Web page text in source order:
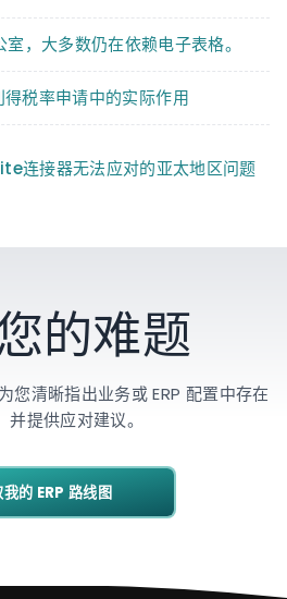
，大多数仍在依赖电子表格。
税率申请中的实际作用
连接器无法应对的亚太地区问题
的难题
您清晰指出业务或 ERP 配置中存在
并提供应对建议。
的 ERP 路线图